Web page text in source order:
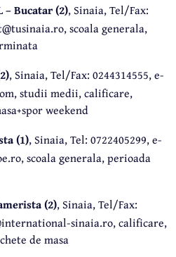
– Bucatar (2), Sinaia, Tel/Fax:
scoala generala,
, Sinaia, Tel/Fax: 0244314555, e-
studii medii, calificare,
weekend
(1), Sinaia, Tel: 0722405299, e-
scoala generala, perioada
(2), Sinaia, Tel/Fax:
sinaia.ro, calificare,
de masa